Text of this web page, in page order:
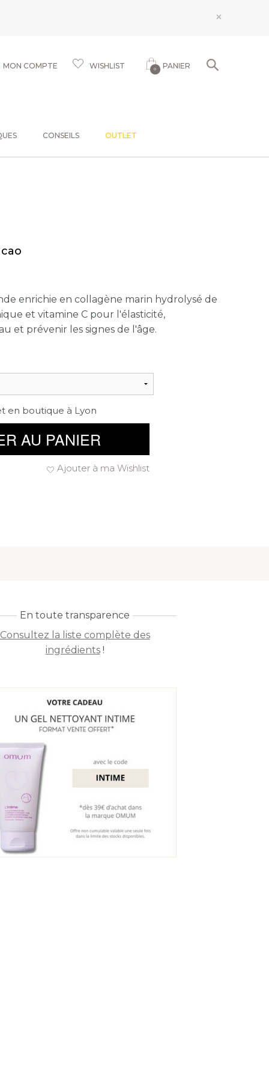
×
MON COMPTE WISHLIST 0 PANIER
CONSEILS OUTLET
enrichie en collagène marin hydrolysé de
et vitamine C pour l'élasticité,
et prévenir les signes de l'âge.
en boutique à Lyon
AU PANIER
Ajouter à ma Wishlist
En toute transparence
Consultez la liste complète des
ingrédients!